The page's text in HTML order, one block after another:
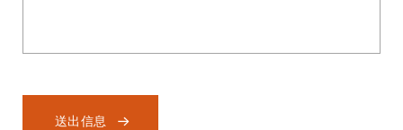
送出信息